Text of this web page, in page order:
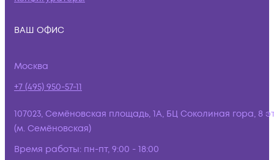
ВАШ ОФИС
Москва
+7 (495) 950-57-11
107023, Семёновская площадь, 1А, БЦ Соколиная гора, 8
(м. Семёновская)
Время работы: пн-пт, 9:00 - 18:00